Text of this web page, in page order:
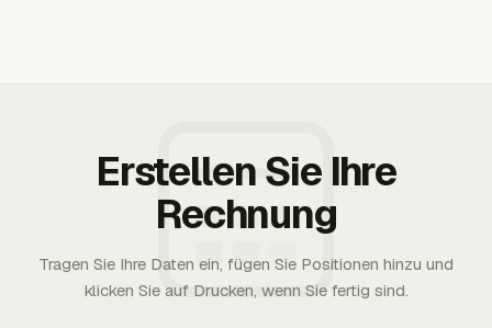
Erstellen Sie Ihre
Rechnung
Tragen Sie Ihre Daten ein, fügen Sie Positionen hinzu und
klicken Sie auf Drucken, wenn Sie fertig sind.